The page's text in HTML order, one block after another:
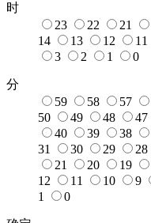
时
23
22 21
14
13 12 11
3
2 1 0
分
59
58 57
50
49 48 47
40
39 38
31
30 29 28
21
20 19
12
11 10 9
1
0